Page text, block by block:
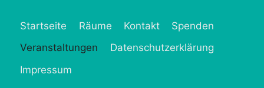
Startseite Räume Kontakt
Spenden
Veranstaltungen
Datenschutzerklärung
Impressum